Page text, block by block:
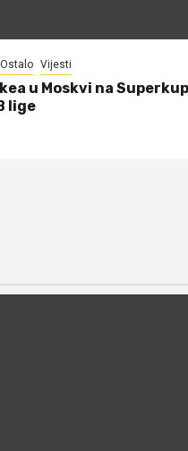
Ostalo Vijesti
u Moskvi na
lige